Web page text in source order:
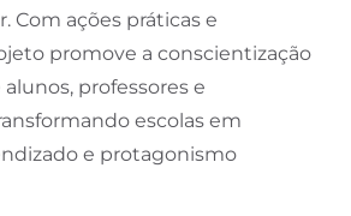
Com ações práticas e
promove a conscientização
professores e
escolas em
e protagonismo